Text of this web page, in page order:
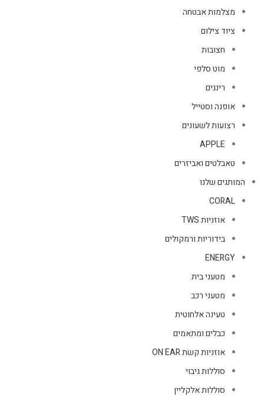
מצלמות אבטחה
ציוד צילום
חצובות
מוט סלפי
רינגים
אופנה וסטייל
רצועות לשעונים
APPLE
טאבלטים ואביזרים
המותגים שלנו
CORAL
אוזניות TWS
בידוריות ורמקולים
ENERGY
מטעני בית
מטעני רכב
טעינה אלחוטית
כבלים ומתאמים
אוזניות קשת ON EAR
סוללות גיבוי
סוללות אלקליין